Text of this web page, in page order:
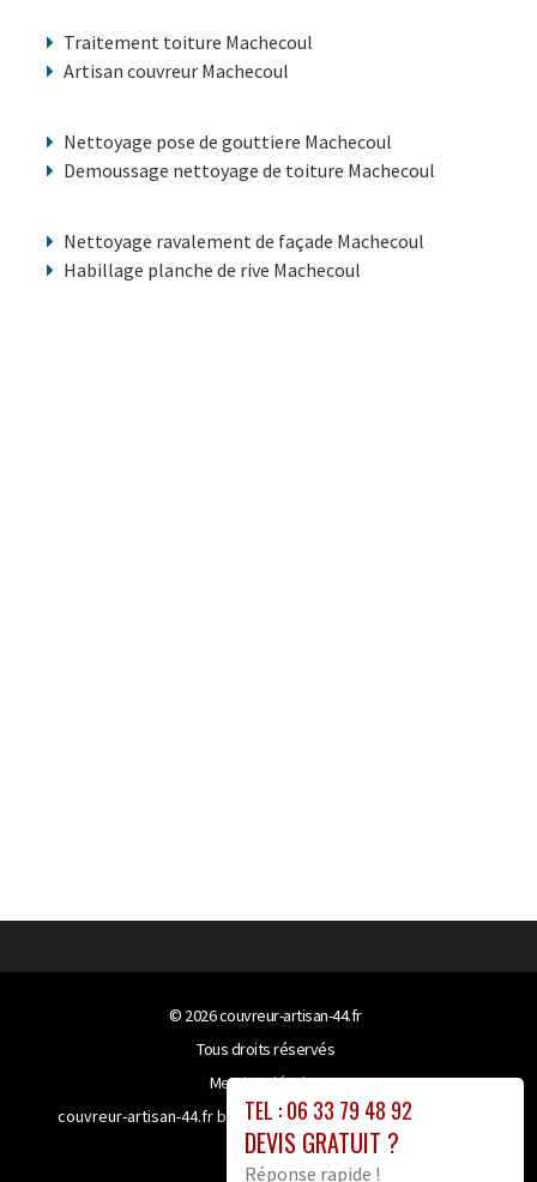
Traitement toiture Machecoul
Artisan couvreur Machecoul
Nettoyage pose de gouttiere Machecoul
Demoussage nettoyage de toiture Machecoul
Nettoyage ravalement de façade Machecoul
Habillage planche de rive Machecoul
TEL : 06 33 79 48 92
DEVIS GRATUIT ?
Réponse rapide !
© 2026couvreur-artisan-44.fr
Tous droits réservés
Mentions légales
couvreur-artisan-44.fr bénéficie de la technologie
site proxy